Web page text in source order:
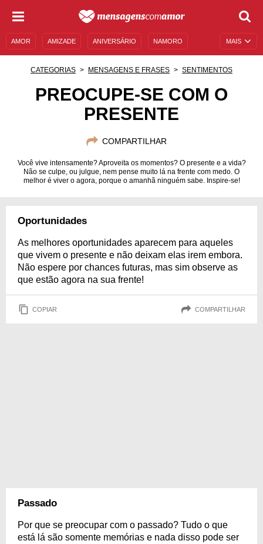
MAIS
AMOR AMIZADE ANIVERSÁRIO NAMORO
MENSAGENS DE ANIVERSÁRIO
CATEGORIAS MENSAGENS E FRASES SENTIMENTOS
PREOCUPE-SE COM O
PRESENTE
COMPARTILHAR
Você vive intensamente? Aproveita os momentos? O presente e a vida?
Não se culpe, ou julgue, nem pense muito lá na frente com medo. O
melhor é viver o agora, porque o amanhã ninguém sabe. Inspire-se!
Oportunidades
As melhores oportunidades aparecem para aqueles
que vivem o presente e não deixam elas irem embora.
Não espere por chances futuras, mas sim observe as
que estão agora na sua frente!
COPIAR COMPARTILHAR
Passado
Por que se preocupar com o passado? Tudo o que
está lá são somente memórias e nada disso pode ser